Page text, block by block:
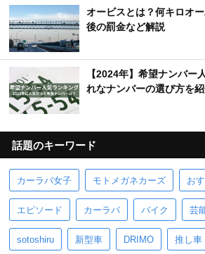
オービスとは？何キロオ
後の罰金など解説
【2024年】希望ナンバー
れなナンバーの選び方を
話題のキーワード
カーラバ女子 モトメガネカーズ お
エピソード カーラバ バイク 芸
sotoshiru 新型車 DRIMO 推し車